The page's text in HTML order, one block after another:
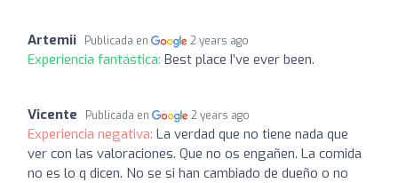
Artemii Publicada en 2 years ago
Experiencia fantástica: Best place I’ve ever been.
Vicente Publicada en 2 years ago
Experiencia negativa: La verdad que no tiene nada que
ver con las valoraciones. Que no os engañen. La comida
no es lo q dicen. No se si han cambiado de dueño o no